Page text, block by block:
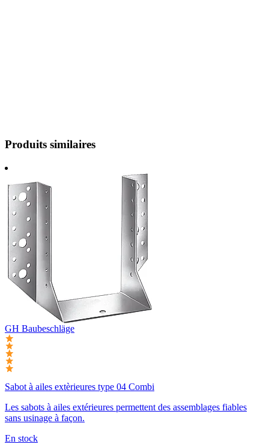
Produits similaires
GH Baubeschläge
Sabot à ailes extèrieures type 04 Combi
Les sabots à ailes extérieures permettent des assemblages fiables
sans usinage à façon.
En stock